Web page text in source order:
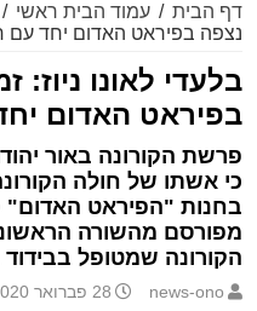
דף הבית / עמוד הבית ראשי /
נצפה בפיראט האדום יחד עם
בלעדי לאונו
בפיראט האדום
פרשת הקורונה באור
כי אשתו של חולה
מפורסם מהשורה
הקורונה שמטופל
news-ono 28 פברואר 2020 12:05